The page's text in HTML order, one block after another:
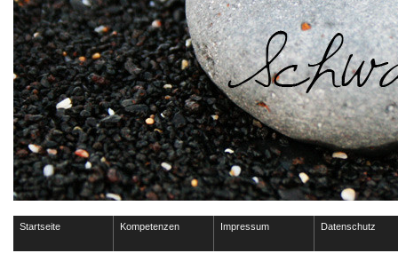
Startseite Kompetenzen Impressum Datenschutz